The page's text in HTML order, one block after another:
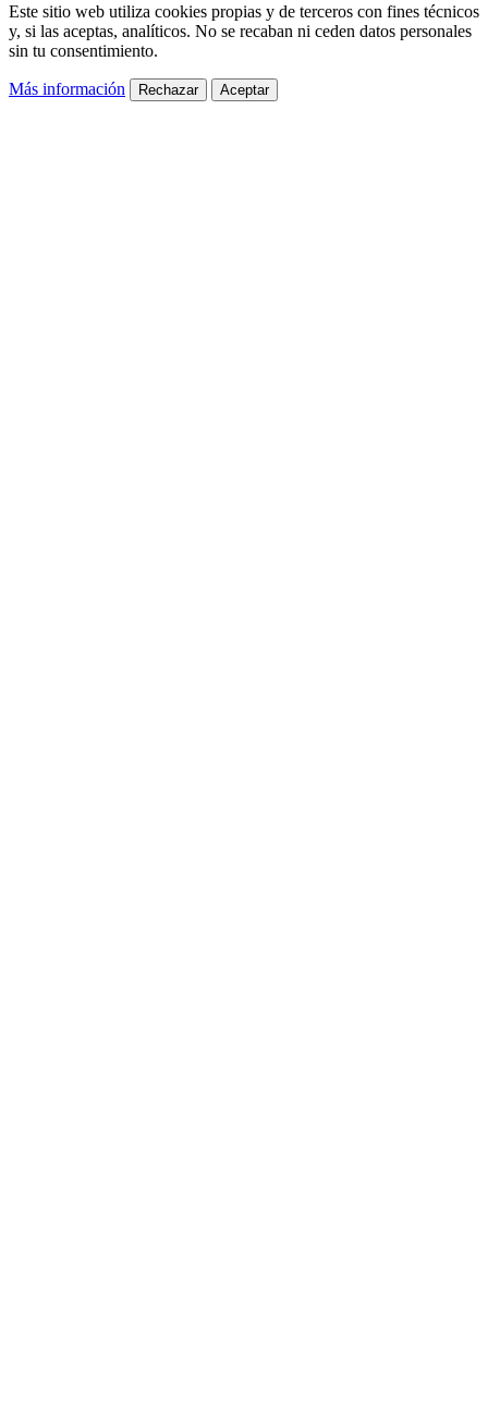
Este sitio web utiliza cookies propias y de terceros con fines técnicos
y, si las aceptas, analíticos. No se recaban ni ceden datos personales
sin tu consentimiento.
Más información Rechazar Aceptar